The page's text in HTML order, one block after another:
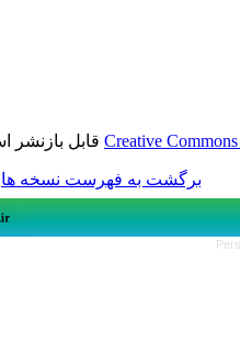
قابل بازنشر است.
فهرست نسخه ها